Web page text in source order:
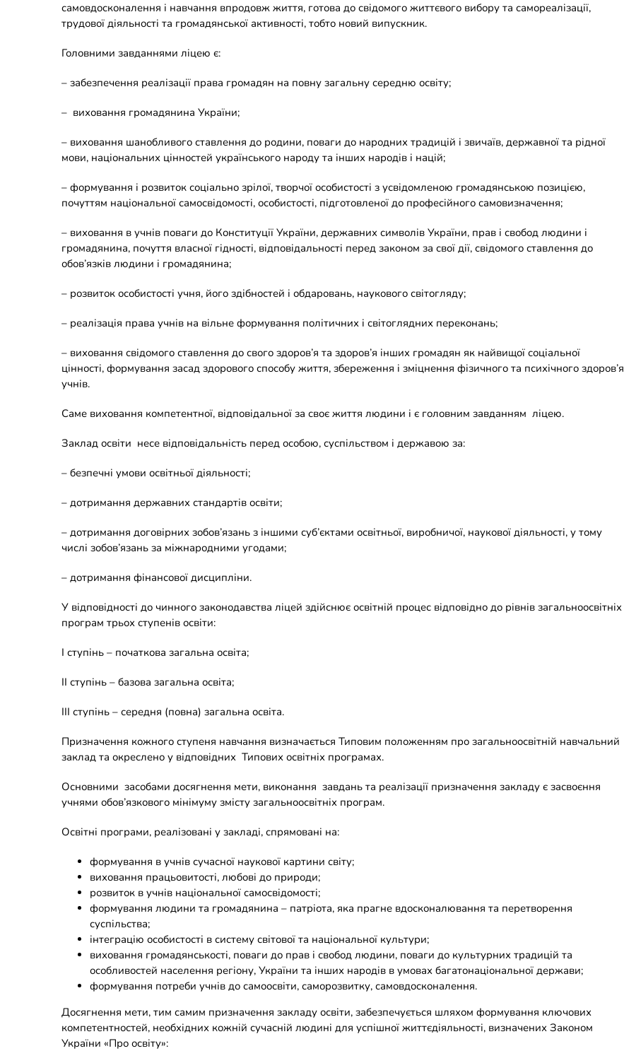
самовдосконалення і навчання впродовж життя, готова до свідомого життєвого вибору та самореалізації,
трудової діяльності та громадянської активності, тобто новий випускник.
Головними завданнями ліцею є:
– забезпечення реалізації права громадян на повну загальну середню освіту;
– виховання громадянина України;
– виховання шанобливого ставлення до родини, поваги до народних традицій і звичаїв, державної та рідної
мови, національних цінностей українського народу та інших народів і націй;
– формування і розвиток соціально зрілої, творчої особистості з усвідомленою громадянською позицією,
почуттям національної самосвідомості, особистості, підготовленої до професійного самовизначення;
– виховання в учнів поваги до Конституції України, державних символів України, прав і свобод людини і
громадянина, почуття власної гідності, відповідальності перед законом за свої дії, свідомого ставлення до
обов’язків людини і громадянина;
– розвиток особистості учня, його здібностей і обдаровань, наукового світогляду;
– реалізація права учнів на вільне формування політичних і світоглядних переконань;
– виховання свідомого ставлення до свого здоров’я та здоров’я інших громадян як найвищої соціальної
цінності, формування засад здорового способу життя, збереження і зміцнення фізичного та психічного здоров’я
учнів.
Саме виховання компетентної, відповідальної за своє життя людини і є головним завданням ліцею.
Заклад освіти несе відповідальність перед особою, суспільством і державою за:
– безпечні умови освітньої діяльності;
– дотримання державних стандартів освіти;
– дотримання договірних зобов’язань з іншими суб’єктами освітньої, виробничої, наукової діяльності, у тому
числі зобов’язань за міжнародними угодами;
– дотримання фінансової дисципліни.
У відповідності до чинного законодавства ліцей здійснює освітній процес відповідно до рівнів загальноосвітніх
програм трьох ступенів освіти:
I ступінь – початкова загальна освіта;
II ступінь – базова загальна освіта;
III ступінь – середня (повна) загальна освіта.
Призначення кожного ступеня навчання визначається Типовим положенням про загальноосвітній навчальний
заклад та окреслено у відповідних Типових освітніх програмах.
Основними засобами досягнення мети, виконання завдань та реалізації призначення закладу є засвоєння
учнями обов’язкового мінімуму змісту загальноосвітніх програм.
Освітні програми, реалізовані у закладі, спрямовані на:
формування в учнів сучасної наукової картини світу;
виховання працьовитості, любові до природи;
розвиток в учнів національної самосвідомості;
формування людини та громадянина – патріота, яка прагне вдосконалювання та перетворення
суспільства;
інтеграцію особистості в систему світової та національної культури;
виховання громадянськості, поваги до прав і свобод людини, поваги до культурних традицій та
особливостей населення регіону, України та інших народів в умовах багатонаціональної держави;
формування потреби учнів до самоосвіти, саморозвитку, самовдосконалення.
Досягнення мети, тим самим призначення закладу освіти, забезпечується шляхом формування ключових
компетентностей, необхідних кожній сучасній людині для успішної життєдіяльності, визначених Законом
України «Про освіту»: